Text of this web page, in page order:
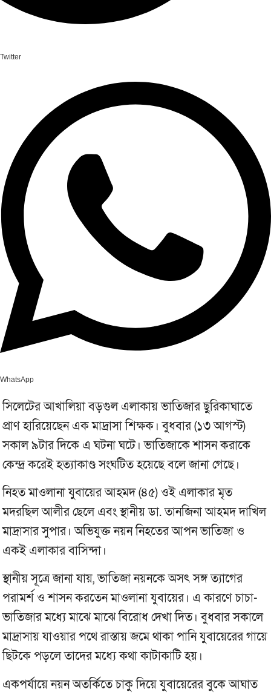
Twitter
WhatsApp
সিলেটের আখালিয়া বড়গুল এলাকায় ভাতিজার ছুরিকাঘাতে
প্রাণ হারিয়েছেন এক মাদ্রাসা শিক্ষক। বুধবার (১৩ আগস্ট)
সকাল ৯টার দিকে এ ঘটনা ঘটে। ভাতিজাকে শাসন করাকে
কেন্দ্র করেই হত্যাকাণ্ড সংঘটিত হয়েছে বলে জানা গেছে।
নিহত মাওলানা যুবায়ের আহমদ (৪৫) ওই এলাকার মৃত
মদরছিল আলীর ছেলে এবং স্থানীয় ডা. তানজিনা আহমদ দাখিল
মাদ্রাসার সুপার। অভিযুক্ত নয়ন নিহতের আপন ভাতিজা ও
একই এলাকার বাসিন্দা।
স্থানীয় সূত্রে জানা যায়, ভাতিজা নয়নকে অসৎ সঙ্গ ত্যাগের
পরামর্শ ও শাসন করতেন মাওলানা যুবায়ের। এ কারণে চাচা-
ভাতিজার মধ্যে মাঝে মাঝে বিরোধ দেখা দিত। বুধবার সকালে
মাদ্রাসায় যাওয়ার পথে রাস্তায় জমে থাকা পানি যুবায়েরের গায়ে
ছিটকে পড়লে তাদের মধ্যে কথা কাটাকাটি হয়।
একপর্যায়ে নয়ন অতর্কিতে চাকু দিয়ে যুবায়েরের বুকে আঘাত